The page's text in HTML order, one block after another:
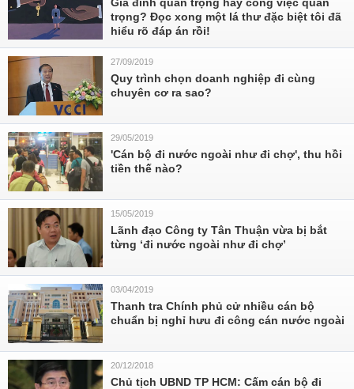
trọng? Đọc xong một lá thư đặc biệt tôi đã
hiểu rõ đáp án rồi!
27/09/2019
Quy trình chọn doanh nghiệp đi cùng
chuyên cơ ra sao?
29/05/2019
'Cán bộ đi nước ngoài như đi chợ', thu hồi
tiền thế nào?
15/05/2019
Lãnh đạo Công ty Tân Thuận vừa bị bắt
từng ‘đi nước ngoài như đi chợ’
03/04/2019
Thanh tra Chính phủ cử nhiều cán bộ
chuẩn bị nghỉ hưu đi công cán nước ngoài
20/12/2018
Chủ tịch UBND TP HCM: Cấm cán bộ đi